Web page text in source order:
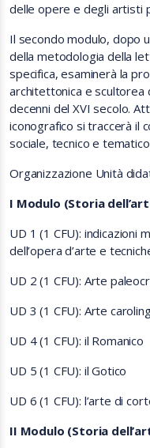
delle opere e degli artisti
Il secondo modulo, dopo
della metodologia della
specifica, esaminerà la
architettonica e scultorea
decenni del XVI secolo.
iconografico si traccerà il
sociale, tecnico e
Organizzazione Unità
I Modulo (Storia
UD 1 (1 CFU): indicazioni
dell’opera d’arte e
UD 2 (1 CFU): Arte
UD 3 (1 CFU): Arte
UD 4 (1 CFU): il Romanico
UD 5 (1 CFU): il Gotico
UD 6 (1 CFU): l’arte di
II Modulo (Storia